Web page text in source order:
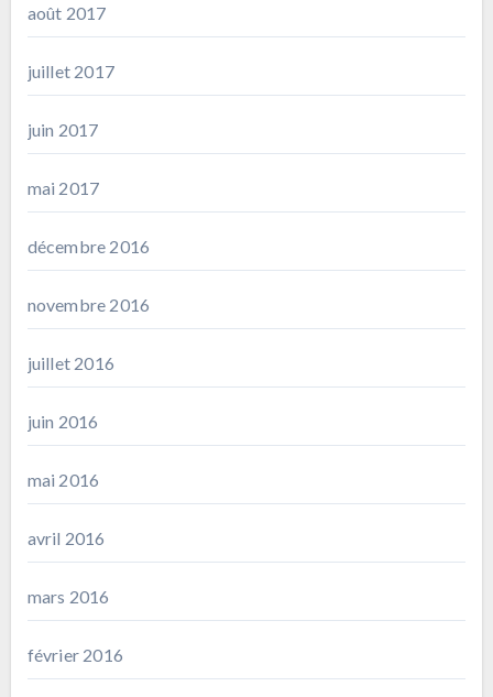
août 2017
juillet 2017
juin 2017
mai 2017
décembre 2016
novembre 2016
juillet 2016
juin 2016
mai 2016
avril 2016
mars 2016
février 2016